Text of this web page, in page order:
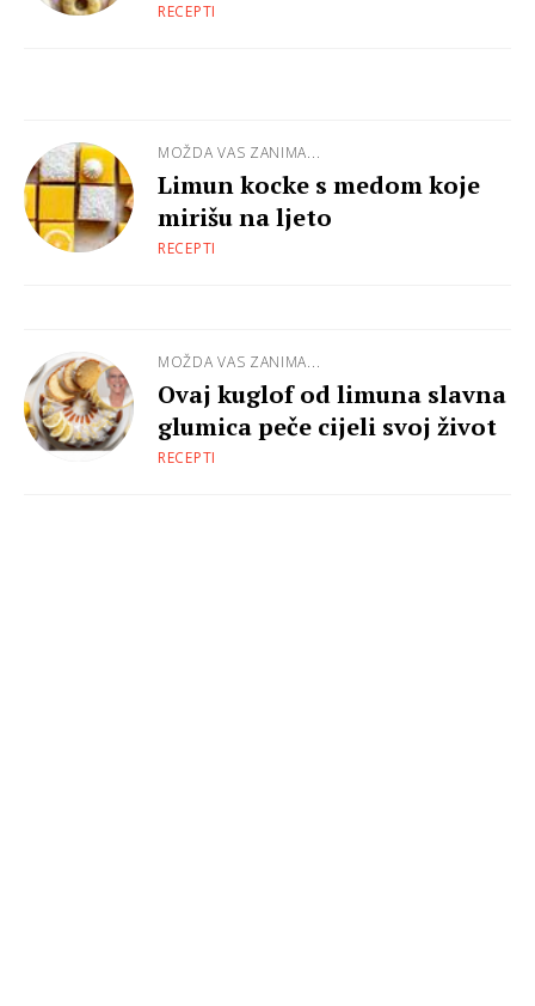
RECEPTI
MOŽDA VAS ZANIMA...
Limun kocke s medom koje
mirišu na ljeto
RECEPTI
MOŽDA VAS ZANIMA...
Ovaj kuglof od limuna slavna
glumica peče cijeli svoj život
RECEPTI